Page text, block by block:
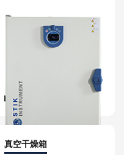
真空干燥箱